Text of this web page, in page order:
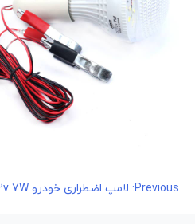
راهبری
Previous: لامپ اضطراری خودرو DC 12v 7W